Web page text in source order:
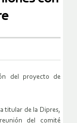
del proyecto de
titular de la Dipres,
del comité